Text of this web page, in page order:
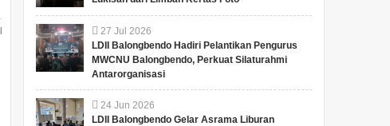
27 Jul 2026
LDII Balongbendo Hadiri Pelantikan Pengurus
MWCNU Balongbendo, Perkuat Silaturahmi
Antarorganisasi
24 Jun 2026
LDII Balongbendo Gelar Asrama Liburan